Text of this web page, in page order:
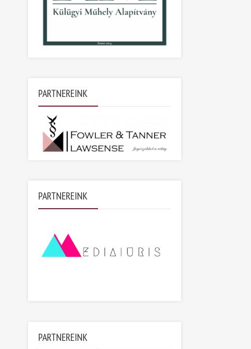
PARTNEREINK
PARTNEREINK
PARTNEREINK